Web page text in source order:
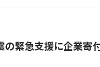
緊急支援に企業寄付